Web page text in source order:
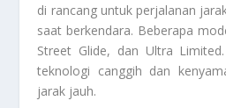
di rancang untuk perjalanan
saat berkendara. Beberapa
Street Glide, dan Ultra
teknologi canggih dan
jarak jauh.